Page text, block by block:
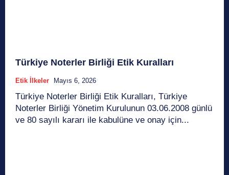
Türkiye Noterler Birliği Etik Kuralları
Etik İlkeler Mayıs 6, 2026
Türkiye Noterler Birliği Etik Kuralları, Türkiye
Noterler Birliği Yönetim Kurulunun 03.06.2008 günlü
ve 80 sayılı kararı ile kabulüne ve onay için...